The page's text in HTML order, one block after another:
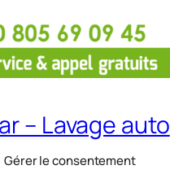
Gérer le consentement
– Lavage auto
Belgique 68110 Illzach